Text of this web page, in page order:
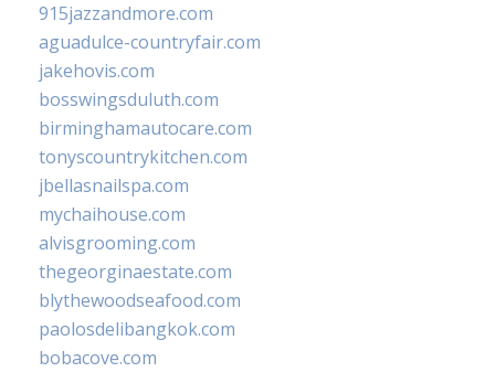
915jazzandmore.com
aguadulce-countryfair.com
jakehovis.com
bosswingsduluth.com
birminghamautocare.com
tonyscountrykitchen.com
jbellasnailspa.com
mychaihouse.com
alvisgrooming.com
thegeorginaestate.com
blythewoodseafood.com
paolosdelibangkok.com
bobacove.com